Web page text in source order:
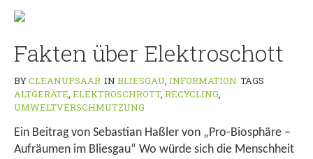
Fakten über Elektroschott
BYCLEANUPSAAR IN BLIESGAU, INFORMATION TAGS
ALTGERÄTE, ELEKTROSCHROTT, RECYCLING,
UMWELTVERSCHMUTZUNG
Ein Beitrag von Sebastian Haßler von „Pro-Biosphäre –
Aufräumen im Bliesgau“ Wo würde sich die Menschheit